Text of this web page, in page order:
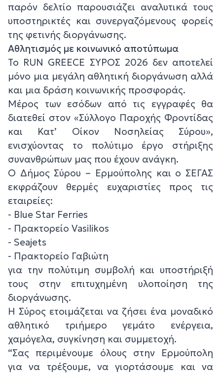
παρόν δελτίο παρουσιάζει αναλυτικά τους
υποστηρικτές και συνεργαζόμενους φορείς
της φετινής διοργάνωσης.
Αθλητισμός με κοινωνικό αποτύπωμα
Το RUN GREECE ΣΥΡΟΣ 2026 δεν αποτελεί
μόνο μια μεγάλη αθλητική διοργάνωση αλλά
και μια δράση κοινωνικής προσφοράς.
Μέρος των εσόδων από τις εγγραφές θα
διατεθεί στον «Σύλλογο Παροχής Φροντίδας
και Κατ’ Οίκον Νοσηλείας Σύρου»,
ενισχύοντας το πολύτιμο έργο στήριξης
συνανθρώπων μας που έχουν ανάγκη.
Ο Δήμος Σύρου – Ερμούπολης και ο ΣΕΓΑΣ
εκφράζουν θερμές ευχαριστίες προς τις
εταιρείες:
- Blue Star Ferries
- Πρακτορείο Vasilikos
- Seajets
- Πρακτορείο Γαβιώτη
για την πολύτιμη συμβολή και υποστήριξή
τους στην επιτυχημένη υλοποίηση της
διοργάνωσης.
Η Σύρος ετοιμάζεται να ζήσει ένα μοναδικό
αθλητικό τριήμερο γεμάτο ενέργεια,
χαμόγελα, συγκίνηση και συμμετοχή.
“Σας περιμένουμε όλους στην Ερμούπολη
για να τρέξουμε, να γιορτάσουμε και να